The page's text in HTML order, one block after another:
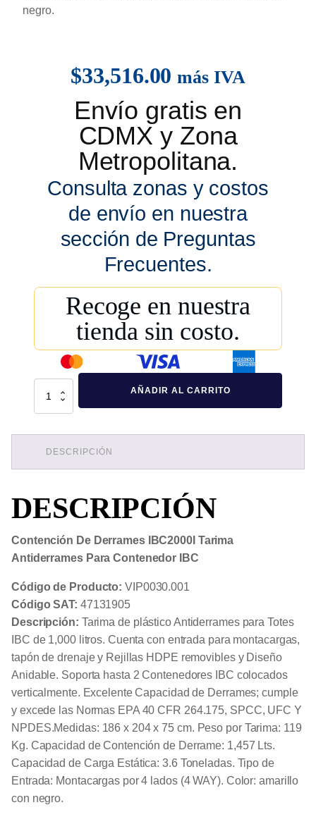
negro.
$33,516.00 más IVA
Envío gratis en
CDMX y Zona
Metropolitana.
Consulta zonas y costos
de envío en nuestra
sección de Preguntas
Frecuentes.
Recoge en nuestra
tienda sin costo.
Para
AÑADIR AL CARRITO
DESCRIPCIÓN
DESCRIPCIÓN
Contención De Derrames IBC2000I Tarima
Antiderrames Para Contenedor IBC
Código de Producto: VIP0030.001
Código SAT: 47131905
Descripción: Tarima de plástico Antiderrames para Totes
IBC de 1,000 litros. Cuenta con entrada para montacargas,
tapón de drenaje y Rejillas HDPE removibles y Diseño
Anidable. Soporta hasta 2 Contenedores IBC colocados
verticalmente. Excelente Capacidad de Derrames; cumple
y excede las Normas EPA 40 CFR 264.175, SPCC, UFC Y
NPDES.Medidas: 186 x 204 x 75 cm. Peso por Tarima: 119
Kg. Capacidad de Contención de Derrame: 1,457 Lts.
Capacidad de Carga Estática: 3.6 Toneladas. Tipo de
Entrada: Montacargas por 4 lados (4 WAY). Color: amarillo
con negro.